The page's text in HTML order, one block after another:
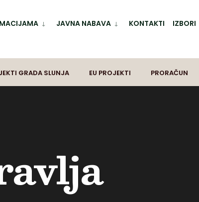
JAVNA NABAVA KONTAKTI IZBORI
GRADA SLUNJA EU PROJEKTI PRORAČUN